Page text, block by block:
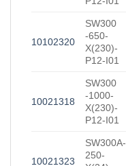
10102320
SW300
-650-
X(230)-
P12-I01
10021318
SW300
-1000-
X(230)-
P12-I01
10021323
SW300A-
250-